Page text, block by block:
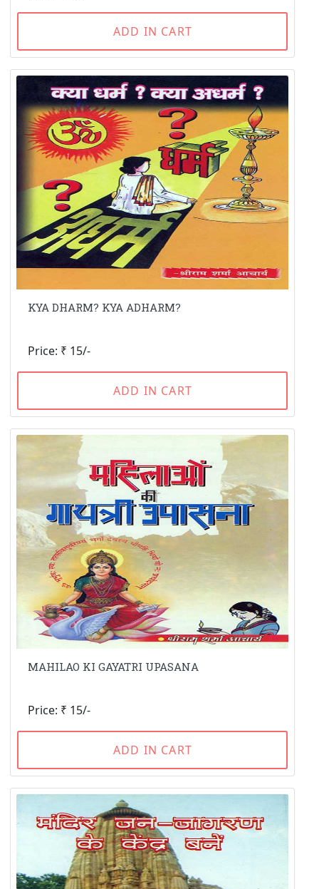
ADD IN CART
KYA DHARM? KYA ADHARM?
Price: ₹ 15/-
ADD IN CART
MAHILAO KI GAYATRI UPASANA
Price: ₹ 15/-
ADD IN CART